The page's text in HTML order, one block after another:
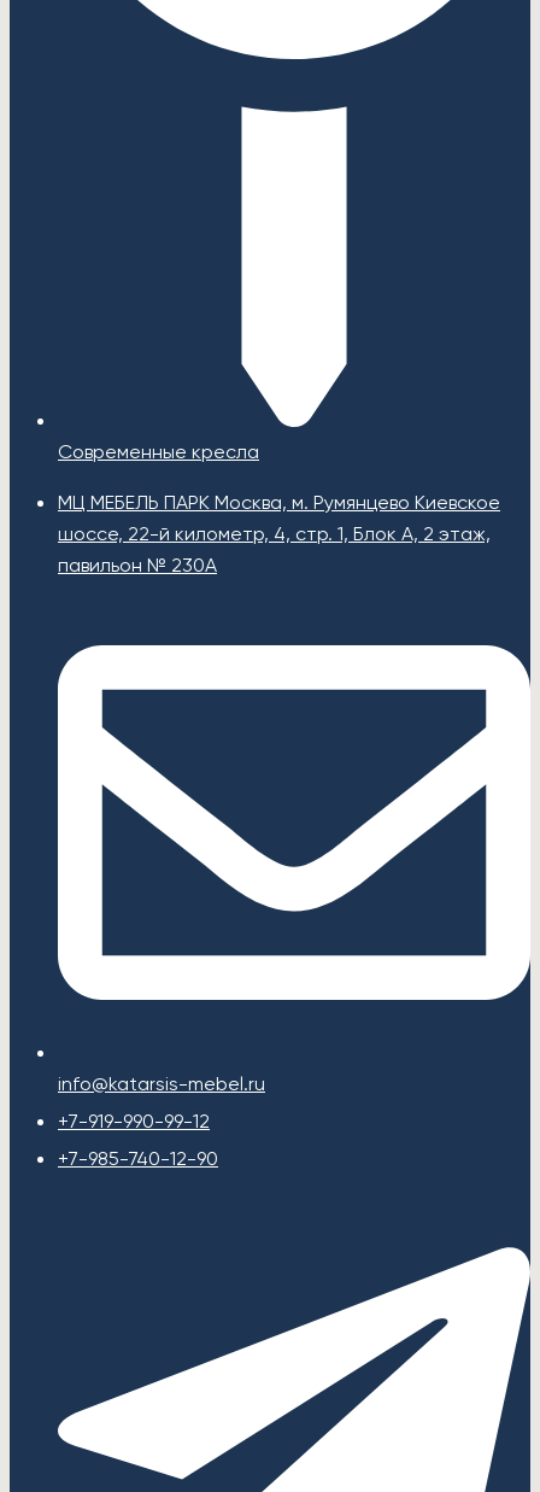
Современные кресла
МЦ МЕБЕЛЬ ПАРК Москва, м. Румянцево Киевское
шоссе, 22-й километр, 4, стр. 1, Блок А, 2 этаж,
павильон № 230А
info@katarsis-mebel.ru
+7-919-990-99-12
+7-985-740-12-90